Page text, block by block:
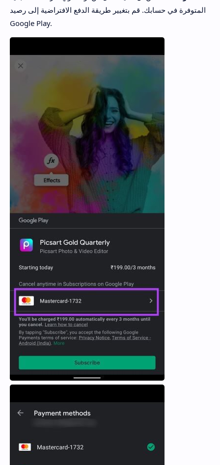
المتوفرة في حسابك. قم بتغيير طريقة الدفع الافتراضية إلى رصيد
Google Play.